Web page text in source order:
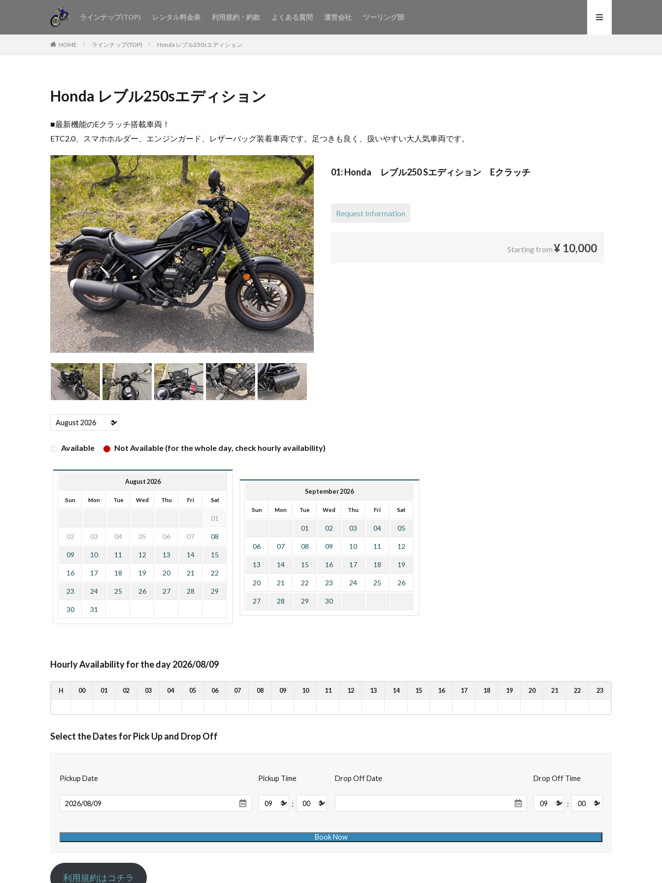
ラインナップ(TOP) レンタル料金表 利用規約・約款 よくある質問 運営会社 ツーリング部
HOME ラインナップ(TOP) Honda レブル250sエディション
Honda レブル250sエディション
■最新機能のEクラッチ搭載車両！
ETC2.0、スマホホルダー、エンジンガード、レザーバッグ装着車両です。足つきも良く、扱いやすい大人気車両です。
01: Honda レブル250 Sエディション Eクラッチ
Request Information
Starting from ¥ 10,000
Available Not Available (for the whole day, check hourly availability)
August 2026
Sun Mon Tue Wed Thu Fri Sat
01
02 03 04 05 06 07 08
09 10 11 12 13 14 15
16 17 18 19 20 21 22
23 24 25 26 27 28 29
30 31
September 2026
Sun Mon Tue Wed Thu Fri Sat
01 02 03 04 05
06 07 08 09 10 11 12
13 14 15 16 17 18 19
20 21 22 23 24 25 26
27 28 29 30
Hourly Availability for the day 2026/08/09
H 00 01 02 03 04 05 06 07 08 09 10 11 12 13 14 15 16 17 18 19 20 21 22 23
Select the Dates for Pick Up and Drop Off
Pickup Date Pickup Time
:
Drop Off Date Drop Off Time
:
利用規約はコチラ